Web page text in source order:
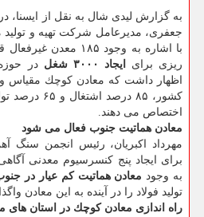
به گزارش لیدی شال به نقل از ایسنا،
جعفری، مدیرعامل شركت تهیه و تولید
با اشاره به وجود ۱۸۵
ریزی برای ایجاد ۳۰۰۰ شغل
در
كشور، ۸۵
اختصاص می دهند.
معادن هماتیت جنوب فعال می شود
مهرداد اكبریان، رئیس انجمن سنگ
برای ایجاد پنج كنسرسیوم معدنی
به وجود معادن هماتیت كم عیار در
تولید فولاد را در آینده به این معادن
راه اندازی معادن كوچك در استان های